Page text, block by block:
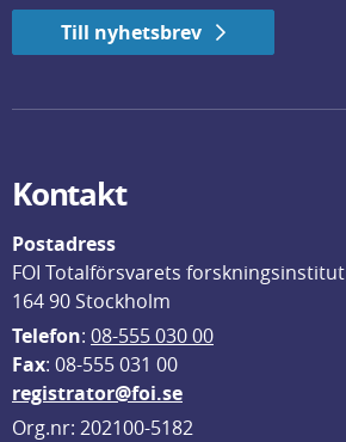
Till nyhetsbrev
Kontakt
Postadress
FOI Totalförsvarets forskningsinstitut
164 90 Stockholm
Telefon: 08-555 030 00
Fax: 08-555 031 00
registrator@foi.se
Org.nr: 202100-5182